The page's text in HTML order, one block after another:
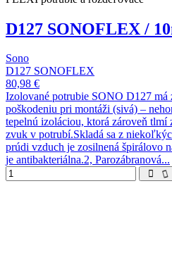
D127 SONOFLEX /
Sono
D127 SONOFLEX
80,98 €
Izolované potrubie SONO D127
poškodeniu pri montáži (sivá) –
tepelnú izoláciou, ktorá zároveň tlmí
zvuk v potrubí.Skladá sa z
prúdi vzduch je zosilnená špirálovo
je antibakteriálna.2, Parozábranová...